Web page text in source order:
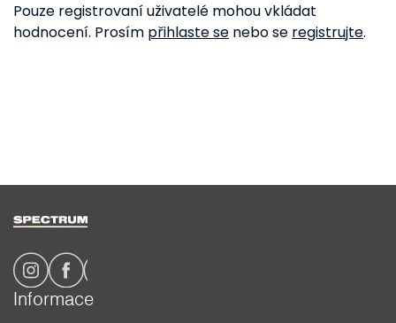
Pouze registrovaní uživatelé mohou vkládat
hodnocení. Prosím přihlaste se nebo se registrujte.
Informace